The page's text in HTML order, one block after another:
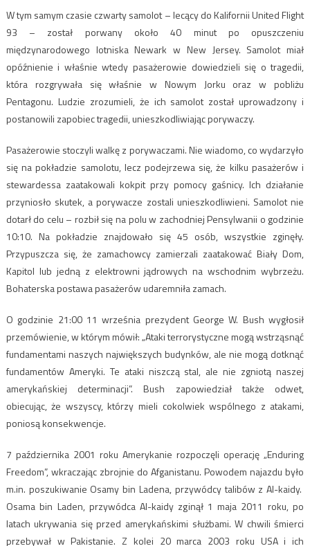
W tym samym czasie czwarty samolot – lecący do Kalifornii United Flight
93 – został porwany około 40 minut po opuszczeniu
międzynarodowego lotniska Newark w New Jersey. Samolot miał
opóźnienie i właśnie wtedy pasażerowie dowiedzieli się o tragedii,
która rozgrywała się właśnie w Nowym Jorku oraz w pobliżu
Pentagonu. Ludzie zrozumieli, że ich samolot został uprowadzony i
postanowili zapobiec tragedii, unieszkodliwiając porywaczy.
Pasażerowie stoczyli walkę z porywaczami. Nie wiadomo, co wydarzyło
się na pokładzie samolotu, lecz podejrzewa się, że kilku pasażerów i
stewardessa zaatakowali kokpit przy pomocy gaśnicy. Ich działanie
przyniosło skutek, a porywacze zostali unieszkodliwieni. Samolot nie
dotarł do celu – rozbił się na polu w zachodniej Pensylwanii o godzinie
10:10. Na pokładzie znajdowało się 45 osób, wszystkie zginęły.
Przypuszcza się, że zamachowcy zamierzali zaatakować Biały Dom,
Kapitol lub jedną z elektrowni jądrowych na wschodnim wybrzeżu.
Bohaterska postawa pasażerów udaremniła zamach.
O godzinie 21:00 11 września prezydent George W. Bush wygłosił
przemówienie, w którym mówił: „Ataki terrorystyczne mogą wstrząsnąć
fundamentami naszych największych budynków, ale nie mogą dotknąć
fundamentów Ameryki. Te ataki niszczą stal, ale nie zgniotą naszej
amerykańskiej determinacji”. Bush zapowiedział także odwet,
obiecując, że wszyscy, którzy mieli cokolwiek wspólnego z atakami,
poniosą konsekwencje.
7 października 2001 roku Amerykanie rozpoczęli operację „Enduring
Freedom”, wkraczając zbrojnie do Afganistanu. Powodem najazdu było
m.in. poszukiwanie Osamy bin Ladena, przywódcy talibów z Al-kaidy.
Osama bin Laden, przywódca Al-kaidy zginął 1 maja 2011 roku, po
latach ukrywania się przed amerykańskimi służbami. W chwili śmierci
przebywał w Pakistanie. Z kolei 20 marca 2003 roku USA i ich